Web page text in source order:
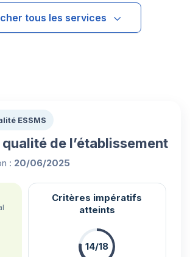
tous les services
ESSMS
de l’établissement
: 20/06/2025
Critères impératifs
atteints
14/18